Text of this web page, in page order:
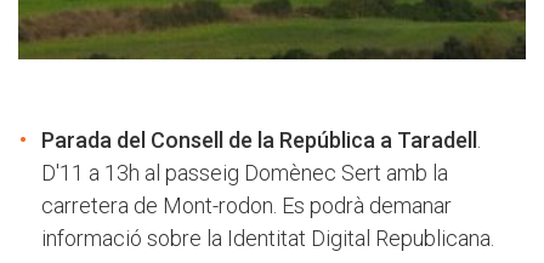
Parada del Consell de la República a Taradell
D'11 a 13h al passeig Domènec Sert amb la
carretera de Mont-rodon. Es podrà demanar
informació sobre la Identitat Digital Republicana.